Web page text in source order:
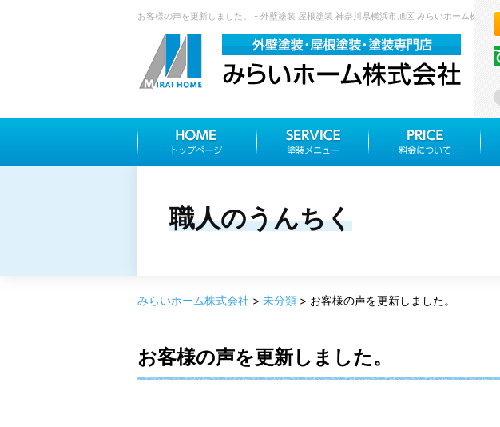
お客様の声を更新しました。 - 外壁塗装 屋根塗装 神奈川県横浜市旭区 みらいホーム株式会社
職人のうんちく
みらいホーム株式会社 > 未分類 > お客様の声を更新しました。
お客様の声を更新しました。